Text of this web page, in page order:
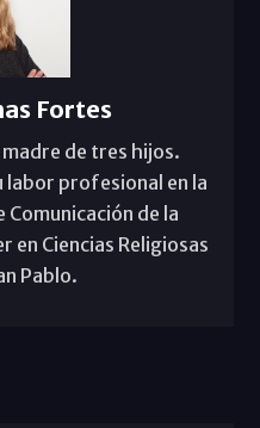
Fortes
madre de tres hijos.
labor profesional en la
Comunicación de la
en Ciencias Religiosas
Pablo.